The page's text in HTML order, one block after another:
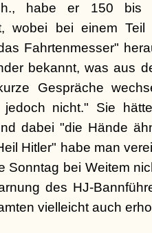
habe er 150 bis
wobei bei einem
Fahrtenmesser"
bekannt, was aus
Gespräche
jedoch nicht." Sie
dabei "die Hände
Hitler" habe man
Sonntag bei Weitem
des HJ-
vielleicht auch